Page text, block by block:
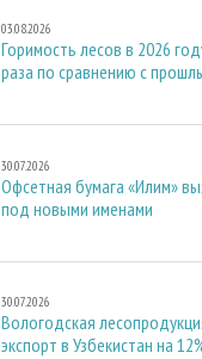
03.08.2026
Горимость лесов в 2026
раза по сравнению с
30.07.2026
Офсетная бумага «Илим»
под новыми именами
30.07.2026
Вологодская
экспорт в Узбекистан на